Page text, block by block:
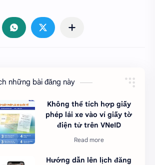
những bài đăng này
Không thể tích hợp giấy
phép lái xe vào ví giấy tờ
điện tử trên VNeID
Hướng dẫn lên lịch đăng